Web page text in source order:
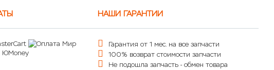
НАШИ ГАРАНТИИ
Гарантия от 1 мес. на все запчасти
100% возврат стоимости запчасти
Не подошла запчасть - обмен товара